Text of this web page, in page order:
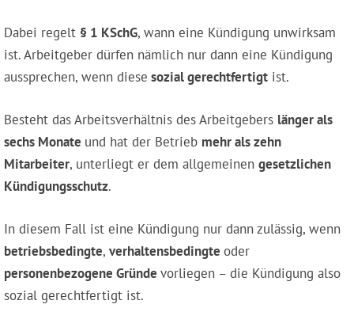
Dabei regelt § 1 KSchG, wann eine Kündigung unwirksam
ist. Arbeitgeber dürfen nämlich nur dann eine Kündigung
aussprechen, wenn diese sozial gerechtfertigt ist.
Besteht das Arbeitsverhältnis des Arbeitgebers länger als
sechs Monate und hat der Betrieb mehr als zehn
Mitarbeiter, unterliegt er dem allgemeinen gesetzlichen
Kündigungsschutz.
In diesem Fall ist eine Kündigung nur dann zulässig, wenn
betriebsbedingte, verhaltensbedingte oder
personenbezogene Gründe vorliegen – die Kündigung also
sozial gerechtfertigt ist.